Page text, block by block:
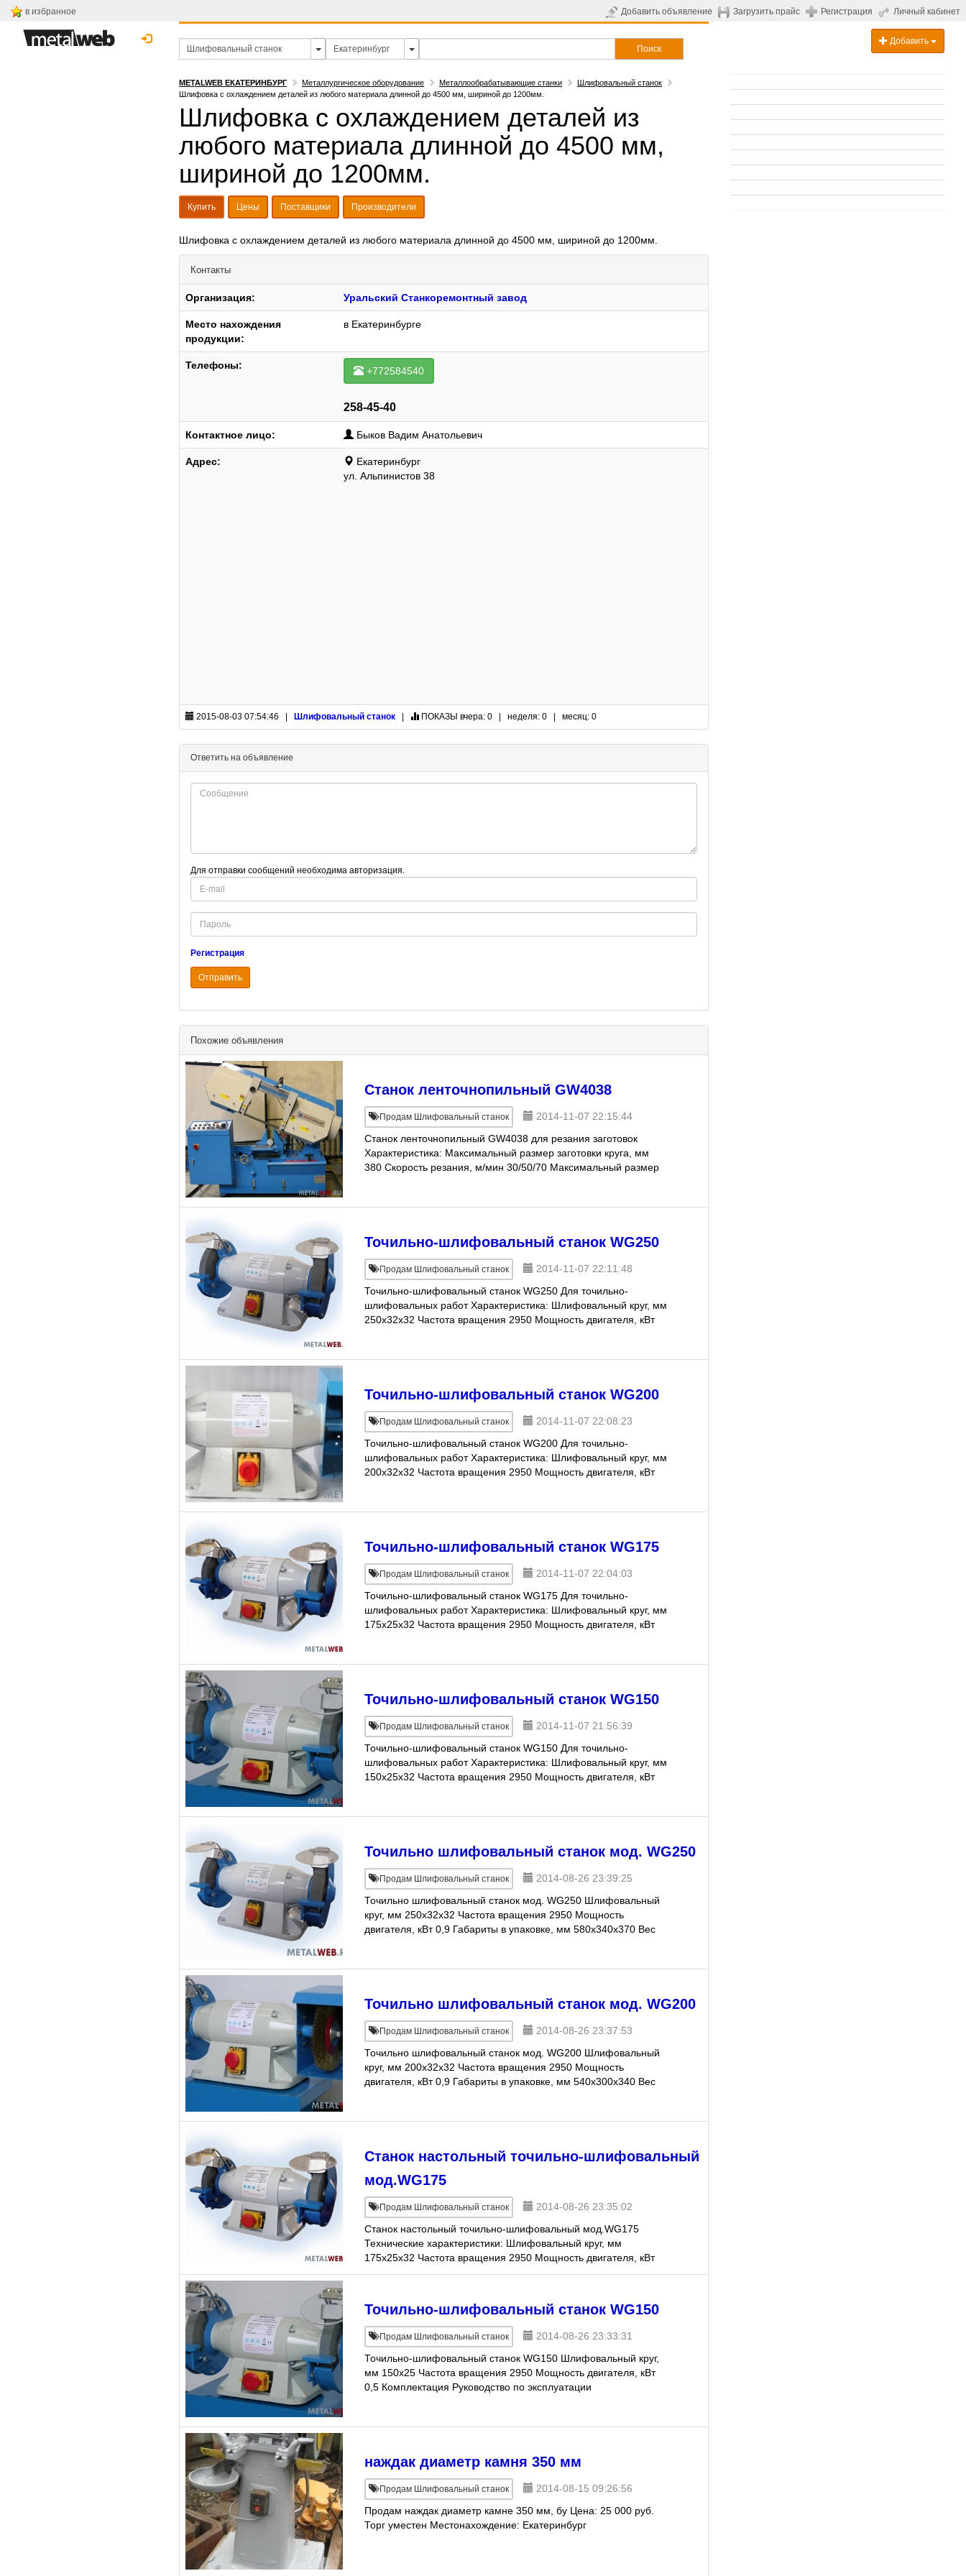
в избранное Добавить объявление Загрузить прайс Регистрация Личный кабинет
Поиск
Добавить
METALWEB ЕКАТЕРИНБУРГ Металлургическое оборудование Металлообрабатывающие станки
Шлифовальный станок
Шлифовка с охлаждением деталей из любого материала длинной до 4500 мм, шириной до 1200мм.
Шлифовка с охлаждением деталей из
любого материала длинной до 4500 мм,
шириной до 1200мм.
Купить Цены Поставщики Производители
Шлифовка с охлаждением деталей из любого материала длинной до 4500 мм, шириной до 1200мм.
Контакты
Организация: Уральский Станкоремонтный завод
Место нахождения
продукции:
в Екатеринбурге
Телефоны: +772584540
258-45-40
Контактное лицо: Быков Вадим Анатольевич
Адрес:
Екатеринбург
ул. Альпинистов 38
2015-08-03 07:54:46 | Шлифовальный станок ПОКАЗЫ вчера: 0 | неделя: 0 | месяц: 0
Ответить на объявление
Для отправки сообщений необходима авторизация.
E-
mail
Password
Регистрация
Отправить
Похожие объявления
Станок ленточнопильный GW4038
Продам Шлифовальный станок
2014-11-07 22:15:44
Станок ленточнопильный GW4038 для резания заготовок
Характеристика: Максимальный размер заготовки круга, мм
380 Скорость резания, м/мин 30/50/70 Максимальный размер
Точильно-шлифовальный станок WG250
Продам Шлифовальный станок
2014-11-07 22:11:48
Точильно-шлифовальный станок WG250 Для точильно-
шлифовальных работ Характеристика: Шлифовальный круг, мм
250x32x32 Частота вращения 2950 Мощность двигателя, кВт
Точильно-шлифовальный станок WG200
Продам Шлифовальный станок
2014-11-07 22:08:23
Точильно-шлифовальный станок WG200 Для точильно-
шлифовальных работ Характеристика: Шлифовальный круг, мм
200x32x32 Частота вращения 2950 Мощность двигателя, кВт
Точильно-шлифовальный станок WG175
Продам Шлифовальный станок
2014-11-07 22:04:03
Точильно-шлифовальный станок WG175 Для точильно-
шлифовальных работ Характеристика: Шлифовальный круг, мм
175x25x32 Частота вращения 2950 Мощность двигателя, кВт
Точильно-шлифовальный станок WG150
Продам Шлифовальный станок
2014-11-07 21:56:39
Точильно-шлифовальный станок WG150 Для точильно-
шлифовальных работ Характеристика: Шлифовальный круг, мм
150x25x32 Частота вращения 2950 Мощность двигателя, кВт
Точильно шлифовальный станок мод. WG250
Продам Шлифовальный станок
2014-08-26 23:39:25
Точильно шлифовальный станок мод. WG250 Шлифовальный
круг, мм 250x32x32 Частота вращения 2950 Мощность
двигателя, кВт 0,9 Габариты в упаковке, мм 580х340х370 Вес
Точильно шлифовальный станок мод. WG200
Продам Шлифовальный станок
2014-08-26 23:37:53
Точильно шлифовальный станок мод. WG200 Шлифовальный
круг, мм 200x32x32 Частота вращения 2950 Мощность
двигателя, кВт 0,9 Габариты в упаковке, мм 540х300х340 Вес
Станок настольный точильно-шлифовальный
мод.WG175
Продам Шлифовальный станок
2014-08-26 23:35:02
Станок настольный точильно-шлифовальный мод.WG175
Технические характеристики: Шлифовальный круг, мм
175x25x32 Частота вращения 2950 Мощность двигателя, кВт
0,5
Точильно-шлифовальный станок WG150
Продам Шлифовальный станок
2014-08-26 23:33:31
Точильно-шлифовальный станок WG150 Шлифовальный круг,
мм 150x25 Частота вращения 2950 Мощность двигателя, кВт
0,5 Комплектация Руководство по эксплуатации
наждак диаметр камня 350 мм
Продам Шлифовальный станок
2014-08-15 09:26:56
Продам наждак диаметр камне 350 мм, бу Цена: 25 000 руб.
Торг уместен Местонахождение: Екатеринбург